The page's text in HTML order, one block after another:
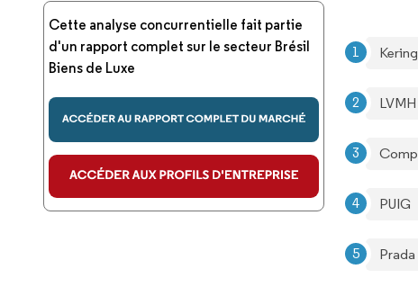
Cette analyse concurrentielle fait partie
d'un rapport complet sur le secteur Brésil
Biens de Luxe
PUIG